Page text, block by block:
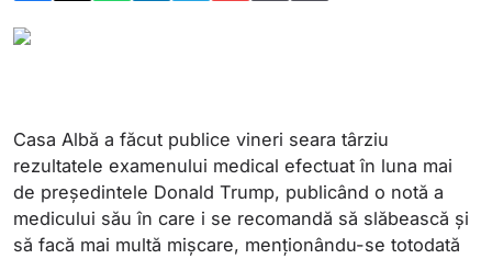
Casa Albă a făcut publice vineri seara târziu
rezultatele examenului medical efectuat în luna mai
de președintele Donald Trump, publicând o notă a
medicului său în care i se recomandă să slăbească și
să facă mai multă mișcare, menționându-se totodată